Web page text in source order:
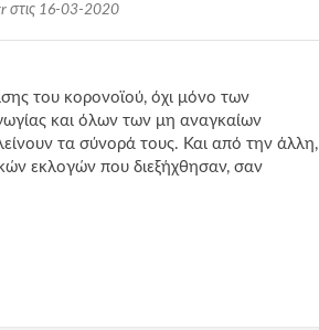
στις 16-03-2020
του κορονοϊού, όχι μόνο των
και όλων των μη αναγκαίων
τα σύνορά τους. Και από την άλλη,
εκλογών που διεξήχθησαν, σαν